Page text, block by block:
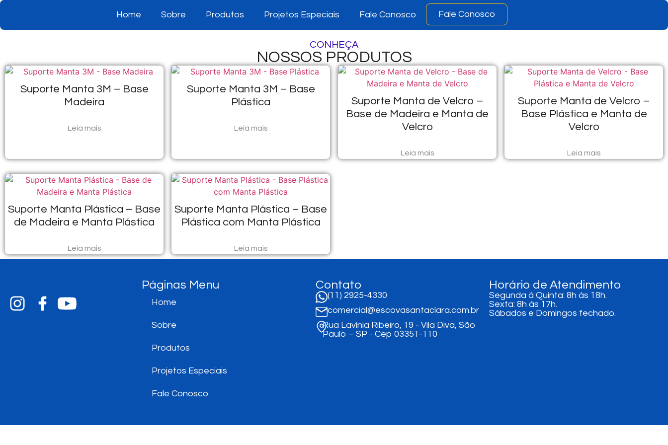
Home Sobre Produtos Projetos Especiais Fale Conosco Fale Conosco
CONHEÇA
NOSSOS PRODUTOS
Suporte Manta 3M – Base
Madeira
Leia mais
Suporte Manta 3M – Base
Plástica
Leia mais
Suporte Manta de Velcro –
Base de Madeira e Manta de
Velcro
Leia mais
Suporte Manta de Velcro –
Base Plástica e Manta de
Velcro
Leia mais
Suporte Manta Plástica – Base
de Madeira e Manta Plástica
Leia mais
Suporte Manta Plástica – Base
Plástica com Manta Plástica
Leia mais
Páginas Menu
Home
Sobre
Produtos
Projetos Especiais
Fale Conosco
Contato
(11) 2925-4330
comercial@escovasantaclara.com.br
Rua Lavínia Ribeiro, 19 - Vila Diva, São
Paulo – SP - Cep 03351-110
Horário de Atendimento
Segunda à Quinta: 8h às 18h.
Sexta: 8h às 17h.
Sábados e Domingos fechado.